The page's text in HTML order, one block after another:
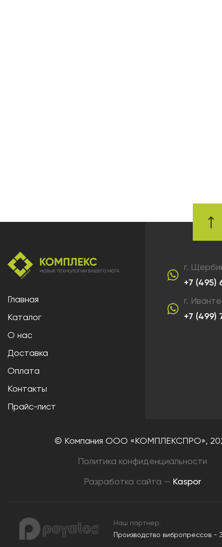
Главная
Каталог
О нас
Доставка
Оплата
Контакты
Прайс-лист
г.
+7 (495)
г.
+7 (499)
© Компания ООО «КОМПЛЕКСПРО»,
Политика конфиденциальности
Разработка сайта — Kaspor
Наш партнер:
Производство вибропрессов -